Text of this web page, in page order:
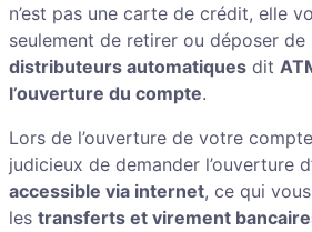
n’est pas une carte de crédit, elle
seulement de retirer ou déposer de
distributeurs automatiques dit
l’ouverture du compte.
Lors de l’ouverture de votre
judicieux de demander l’ouverture
accessible via internet, ce qui
les transferts et virement